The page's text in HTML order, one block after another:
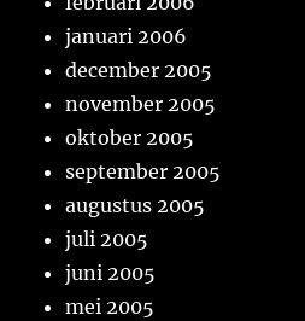
januari 2006
december 2005
november 2005
oktober 2005
september 2005
augustus 2005
juli 2005
juni 2005
mei 2005